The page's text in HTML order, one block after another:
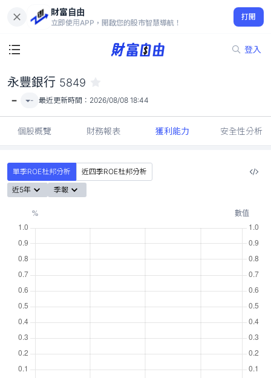
財富自由
立即使用APP，開啟您的股市智慧導航！
打開
登入
-
永豐銀行 5849
- - 最近更新時間： 2026/08/08 18:44
個股概覽 財務報表 獲利能力 安全性分析
單季ROE杜邦分析
近四季ROE杜邦分析
近5年
季報